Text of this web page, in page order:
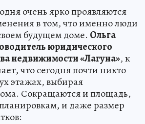
очень ярко проявляются
в том, что именно люди
будущем доме. Ольга
юридического
недвижимости «Лагуна», к
что сегодня почти никто
этажах, выбирая
Сокращаются и площадь,
и даже размер